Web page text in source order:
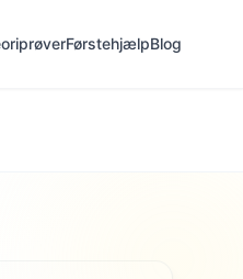
FørstehjælpBlog